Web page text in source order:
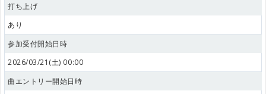
打ち上げ
あり
参加受付開始日時
2026/03/21(土) 00:00
曲エントリー開始日時